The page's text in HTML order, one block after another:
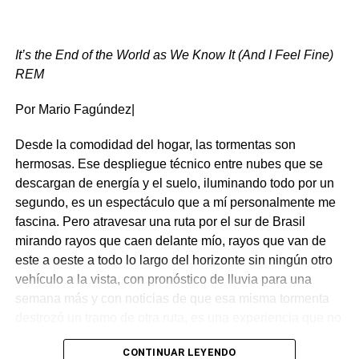
conjunto y coordinadamente”
de nexo entre las personas que están pasando por un
solución nos respondió: “De hecho siempre estamos
siendo un nexo. La pastoral social, que está conformada
por varias personas, no solo yo, hace de nexo con las
autoridades departamentales acerca de las situaciones
que viven nuestros hermanos.
Aquí en la parroquia existe una red de recursos que hace
un tiempo se fundó. Allí están varias instituciones que
trabajan el tema de adicciones: Amor exigente, Proyecto
anónimos, Narcóticos anónimos.”
It’s the End of the World as We Know It (And I Feel Fine)
REM
Por Mario Fagúndez|
Desde la comodidad del hogar, las tormentas son
hermosas. Ese despliegue técnico entre nubes que se
descargan de energía y el suelo, iluminando todo por un
segundo, es un espectáculo que a mí personalmente me
fascina. Pero atravesar una ruta por el sur de Brasil
mirando rayos que caen delante mío, rayos que van de
este a oeste a todo lo largo del horizonte sin ningún otro
vehículo a la vista, con pronóstico de lluvia para una
semana más y con noticias de que esa misma tormenta
recomiendo para nada. El auto avanzaba valiente a pesar
de la lluvia, los rayos caían intensamente y mi corazón
CONTINUAR LEYENDO